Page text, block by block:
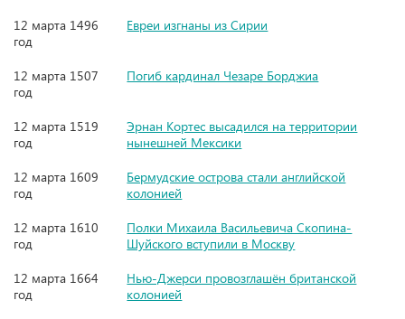
12 марта 1496
год
Евреи изгнаны из Сирии
12 марта 1507
год
Погиб кардинал Чезаре Борджиа
12 марта 1519
год
Эрнан Кортес высадился на территории
нынешней Мексики
12 марта 1609
год
Бермудские острова стали английской
колонией
12 марта 1610
год
Полки Михаила Васильевича Скопина-
Шуйского вступили в Москву
12 марта 1664
год
Нью-Джерси провозглашён британской
колонией